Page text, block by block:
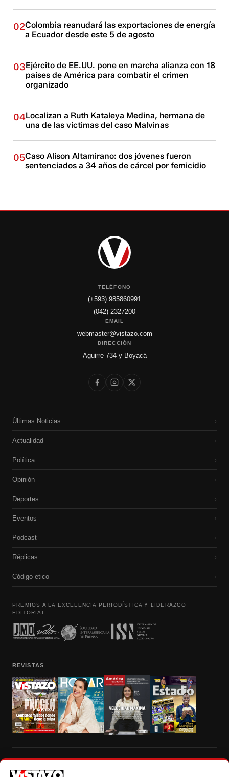
02Colombia reanudará las exportaciones de energía
a Ecuador desde este 5 de agosto
03Ejército de EE.UU. pone en marcha alianza con 18
países de América para combatir el crimen
organizado
04Localizan a Ruth Kataleya Medina, hermana de
una de las víctimas del caso Malvinas
05Caso Alison Altamirano: dos jóvenes fueron
sentenciados a 34 años de cárcel por femicidio
TELÉFONO
(+593) 985860991
(042) 2327200
EMAIL
webmaster@vistazo.com
DIRECCIÓN
Aguirre 734 y Boyacá
Últimas Noticias ›
Actualidad ›
Política ›
Opinión ›
Deportes ›
Eventos ›
Podcast ›
Réplicas ›
Código etico ›
PREMIOS A LA EXCELENCIA PERIODÍSTICA Y LIDERAZGO
EDITORIAL
REVISTAS
autorización escrita de su titular, de todos los contenidos de Vistazo.com.